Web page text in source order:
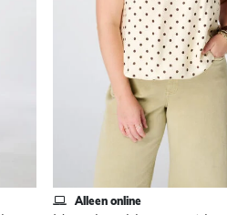
Alleen online